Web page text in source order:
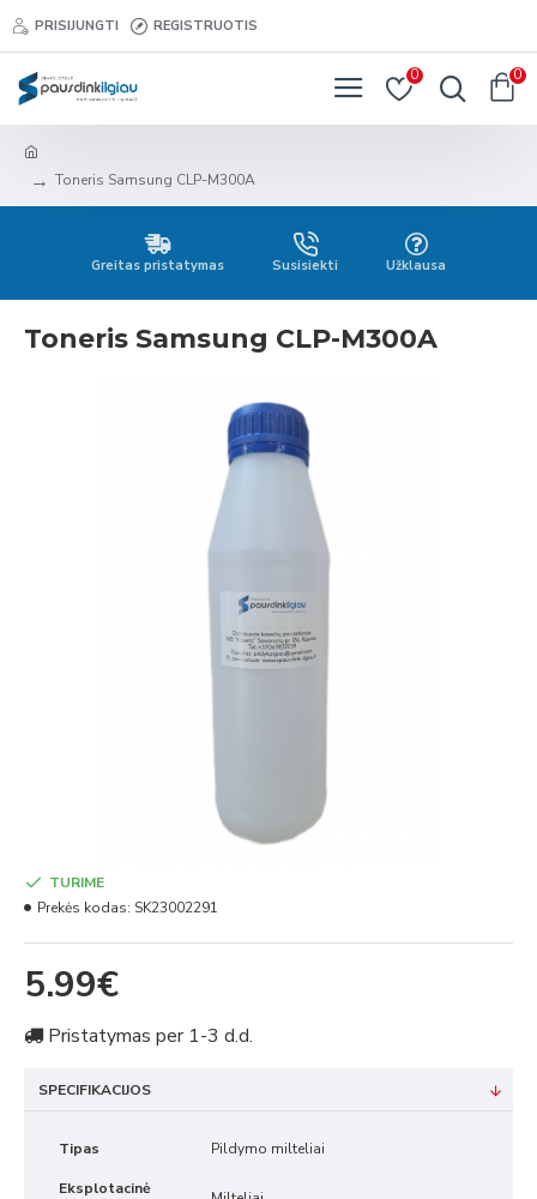
PRISIJUNGTI REGISTRUOTIS
0 0
Toneris Samsung CLP-M300A
Greitas pristatymas Susisiekti Užklausa
Toneris Samsung CLP-M300A
5.99€
TURIME
Prekės kodas: SK23002291
Pristatymas per 1-3 d.d.
SPECIFIKACIJOS
Tipas Pildymo milteliai
Eksplotacinė